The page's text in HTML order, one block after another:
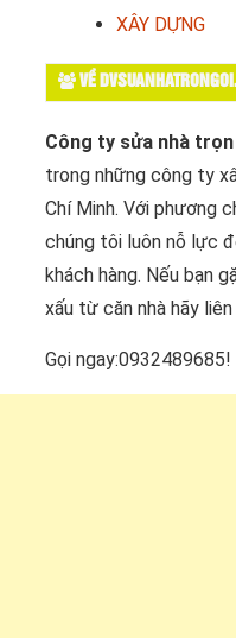
XÂY DỰNG
VỀ
Công ty sửa nhà
trong những công ty
Chí Minh. Với phương
chúng tôi luôn nỗ lực
khách hàng. Nếu bạn
xấu từ căn nhà hãy
Gọi ngay:0932489685!